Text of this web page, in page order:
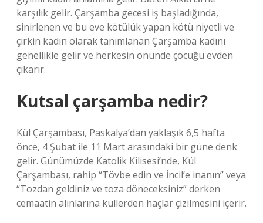
karşılık gelir. Çarşamba gecesi iş başladığında,
sinirlenen ve bu eve kötülük yapan kötü niyetli ve
çirkin kadın olarak tanımlanan Çarşamba kadını
genellikle gelir ve herkesin önünde çocuğu evden
çıkarır.
Kutsal çarşamba nedir?
Kül Çarşambası, Paskalya’dan yaklaşık 6,5 hafta
önce, 4 Şubat ile 11 Mart arasındaki bir güne denk
gelir. Günümüzde Katolik Kilisesi’nde, Kül
Çarşambası, rahip “Tövbe edin ve İncil’e inanın” veya
“Tozdan geldiniz ve toza döneceksiniz” derken
cemaatin alınlarına küllerden haçlar çizilmesini içerir.